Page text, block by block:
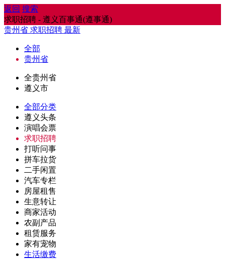
返回 搜索
求职招聘 - 遵义百事通(遵事通)
贵州省 求职招聘 最新
全部
贵州省
全贵州省
遵义市
全部分类
遵义头条
演唱会票
求职招聘
打听问事
拼车拉货
二手闲置
汽车专栏
房屋租售
生意转让
商家活动
农副产品
租赁服务
家有宠物
生活缴费